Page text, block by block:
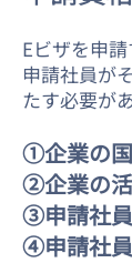
Eビザを申
申請社員が
たす必要が
①企業の
②企業の
③申請社
④申請社